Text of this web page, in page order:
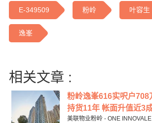
E-349509 粉岭 叶容生
逸峯
相关文章 :
粉岭逸峯616实呎户708
持货11年 帐面升值近3
美联物业粉岭 - ONE